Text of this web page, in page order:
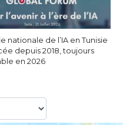
nationale de l’IA en Tunisie
depuis 2018, toujours
en 2026